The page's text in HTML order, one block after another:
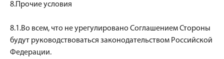
8.Прочие условия
8.1.Во всем, что не урегулировано Соглашением Стороны
будут руководствоваться законодательством Российской
Федерации.